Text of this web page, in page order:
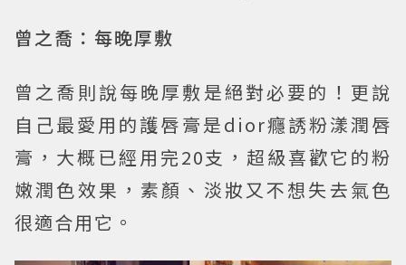
曾之喬：每晚厚敷
曾之喬則說每晚厚敷是絕對必要的！更說
自己最愛用的護唇膏是dior癮誘粉漾潤唇
膏，大概已經用完20支，超級喜歡它的粉
嫩潤色效果，素顏、淡妝又不想失去氣色
很適合用它。